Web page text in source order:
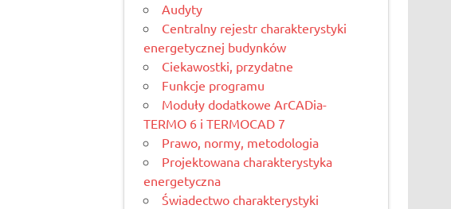
Audyty
Centralny rejestr charakterystyki
energetycznej budynków
Ciekawostki, przydatne
Funkcje programu
Moduły dodatkowe ArCADia-
TERMO 6 i TERMOCAD 7
Prawo, normy, metodologia
Projektowana charakterystyka
energetyczna
Świadectwo charakterystyki